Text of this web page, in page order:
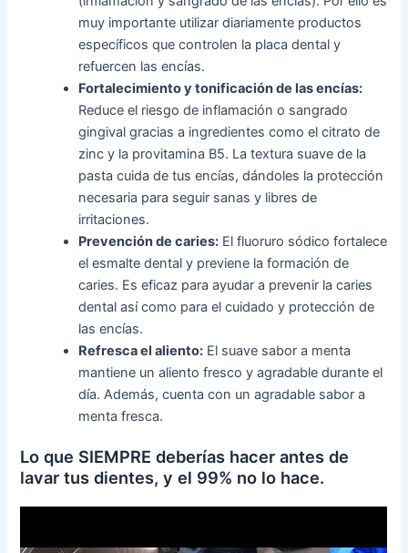
muy importante utilizar diariamente productos
específicos que controlen la placa dental y
refuercen las encías.
Fortalecimiento y tonificación de las encías:
Reduce el riesgo de inflamación o sangrado
gingival gracias a ingredientes como el citrato de
zinc y la provitamina B5. La textura suave de la
pasta cuida de tus encías, dándoles la protección
necesaria para seguir sanas y libres de
irritaciones.
Prevención de caries: El fluoruro sódico fortalece
el esmalte dental y previene la formación de
caries. Es eficaz para ayudar a prevenir la caries
dental así como para el cuidado y protección de
las encías.
Refresca el aliento: El suave sabor a menta
mantiene un aliento fresco y agradable durante el
día. Además, cuenta con un agradable sabor a
menta fresca.
Lo que SIEMPRE deberías hacer antes de
lavar tus dientes, y el 99% no lo hace.